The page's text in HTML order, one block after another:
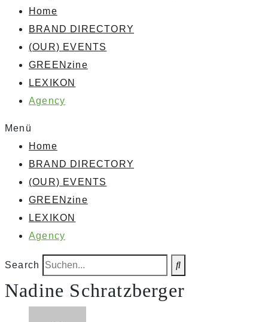
Home
BRAND DIRECTORY
(OUR) EVENTS
GREENzine
LEXIKON
Agency
Menü
Home
BRAND DIRECTORY
(OUR) EVENTS
GREENzine
LEXIKON
Agency
Search
Nadine Schratzberger